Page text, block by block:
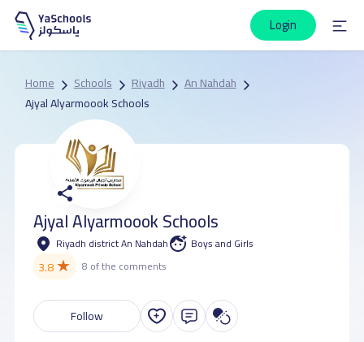
Login
Home Schools Riyadh
An Nahdah
Ajyal Alyarmoook Schools
Ajyal Alyarmoook Schools
Riyadh district An Nahdah Boys and Girls
3.8★ 8 of the comments
Follow